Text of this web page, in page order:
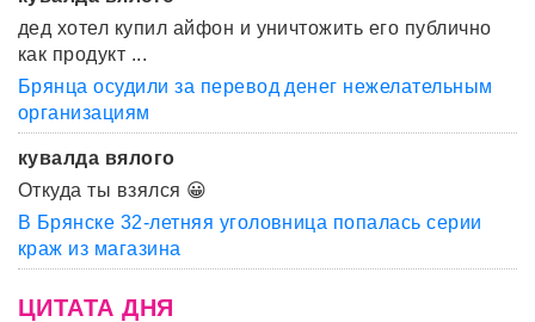
дед хотел купил айфон и уничтожить его публично
как продукт ...
Брянца осудили за перевод денег нежелательным
организациям
кувалда вялого
Откуда ты взялся 😀
В Брянске 32-летняя уголовница попалась серии
краж из магазина
ЦИТАТА ДНЯ